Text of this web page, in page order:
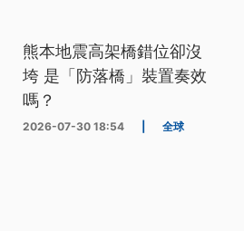
熊本地震高架橋錯位卻沒
垮 是「防落橋」裝置奏效
嗎？
2026-07-30 18:54 全球